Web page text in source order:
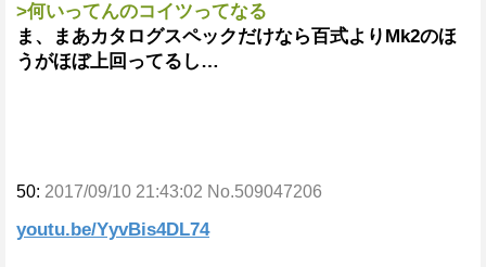
>何いってんのコイツってなる
ま、まあカタログスペックだけなら百式よりMk2のほ
うがほぼ上回ってるし…
50: 2017/09/10 21:43:02 No.509047206
youtu.be/YyvBis4DL74